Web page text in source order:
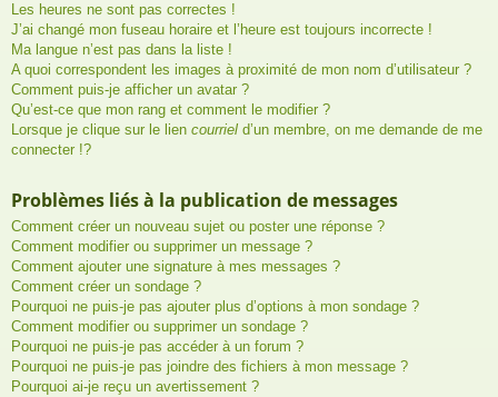
Les heures ne sont pas correctes !
J’ai changé mon fuseau horaire et l’heure est toujours incorrecte !
Ma langue n’est pas dans la liste !
A quoi correspondent les images à proximité de mon nom d’utilisateur ?
Comment puis-je afficher un avatar ?
Qu’est-ce que mon rang et comment le modifier ?
Lorsque je clique sur le lien courriel d’un membre, on me demande de me
connecter !?
Problèmes liés à la publication de messages
Comment créer un nouveau sujet ou poster une réponse ?
Comment modifier ou supprimer un message ?
Comment ajouter une signature à mes messages ?
Comment créer un sondage ?
Pourquoi ne puis-je pas ajouter plus d’options à mon sondage ?
Comment modifier ou supprimer un sondage ?
Pourquoi ne puis-je pas accéder à un forum ?
Pourquoi ne puis-je pas joindre des fichiers à mon message ?
Pourquoi ai-je reçu un avertissement ?